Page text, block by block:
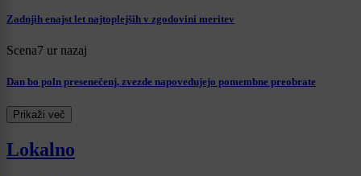
Zadnjih enajst let najtoplejših v zgodovini meritev
Scena7 ur nazaj
Dan bo poln presenečenj, zvezde napovedujejo pomembne preobrate
Prikaži več
Lokalno